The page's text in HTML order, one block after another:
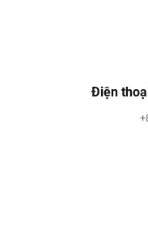
Điện